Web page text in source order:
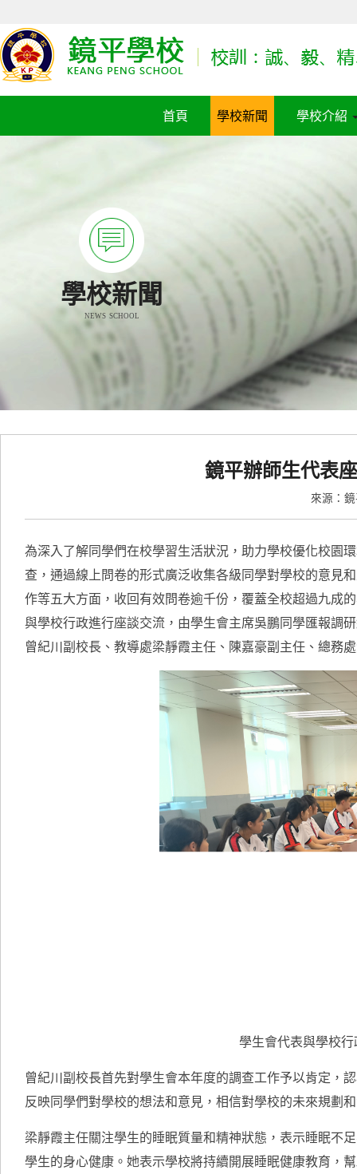
首頁 學校新聞 學校介紹
學校新聞
NEWS SCHOOL
鏡平辦師生代表
來源：
為深入了解同學們在校學習生活狀況，助力學校優化校園
查，通過線上問卷的形式廣泛收集各級同學對學校的意見
作等五大方面，收回有效問卷逾千份，覆蓋全校超過九成
與學校行政進行座談交流，由學生會主席吳鵬同學匯報調
曾紀川副校長、教導處梁靜霞主任、陳嘉豪副主任、總務
學生會代表與學校
曾紀川副校長首先對學生會本年度的調查工作予以肯定，
反映同學們對學校的想法和意見，相信對學校的未來規劃
梁靜霞主任關注學生的睡眠質量和精神狀態，表示睡眠不
學生的身心健康。她表示學校將持續開展睡眠健康教育，